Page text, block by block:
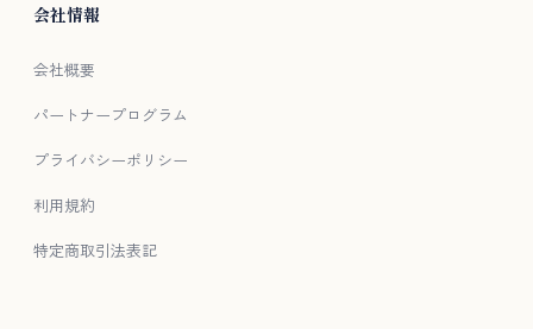
会社情報
会社概要
パートナープログラム
プライバシーポリシー
利用規約
特定商取引法表記